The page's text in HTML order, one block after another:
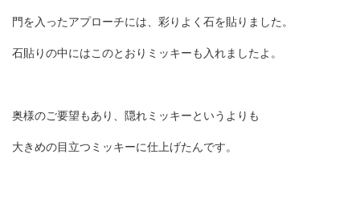
門を入ったアプローチには、彩りよく石を貼りました。
石貼りの中にはこのとおりミッキーも入れましたよ。
奥様のご要望もあり、隠れミッキーというよりも
大きめの目立つミッキーに仕上げたんです。